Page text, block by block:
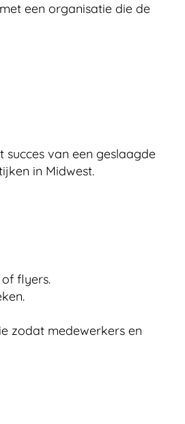
een organisatie die de
van een geslaagde
in Midwest.
flyers.
zodat medewerkers en